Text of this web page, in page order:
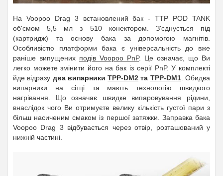
На Voopoo Drag 3 встановлений бак - TTP POD TANK
об'ємом 5,5 мл з 510 конектором. З'єднується під
(картридж) та основу бака за допомогою магнітів.
Особливістю платформи бака є універсальність до вже
раніше випущених подів Voopoo PnP. Це означає, що Ви
легко можете змінити його на бак із серії PnP. У комплекті
йде відразу два випарникиTPP-DM2 та TPP-DM1. Обидва
випарники на сітці та мають технологію швидкого
нагрівання. Що означає швидке випаровування рідини,
внаслідок чого Ви отримуєте велику кількість густої пари з
більш насиченим смаком із першої затяжки. Заправка бака
Voopoo Drag 3 відбувається через отвір, розташований у
нижній частині.